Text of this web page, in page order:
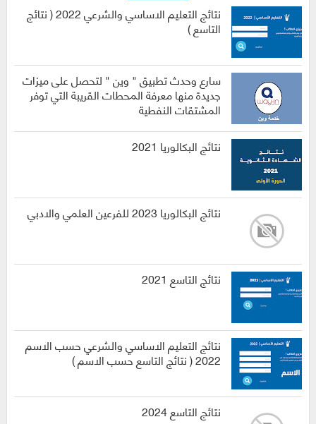
نتائج التعليم الاساسي والشرعي 2022 ( نتائج
التاسع )
سارع وحدث تطبيق " وين " لتحصل على ميزات
جديدة منها معرفة المحطات القريبة التي توفر
المشتقات النفطية
نتائج البكالوريا 2021
نتائج البكالوريا 2023 للفرعين العلمي والادبي
نتائج التاسع 2021
نتائج التعليم الاساسي والشرعي حسب الاسم
2022 ( نتائج التاسع حسب الاسم )
نتائج التاسع 2024